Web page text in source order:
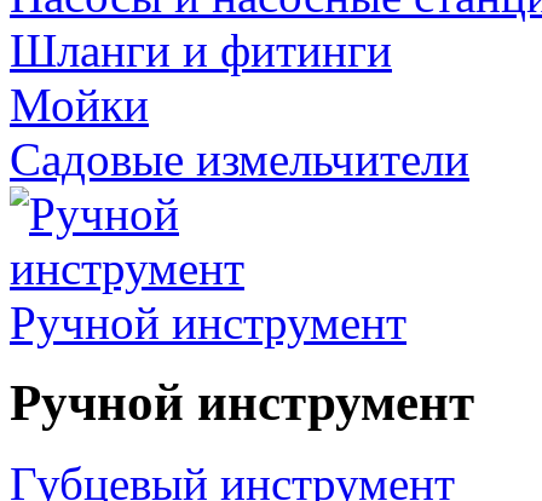
Шланги и фитинги
Мойки
Садовые измельчители
Ручной инструмент
Ручной инструмент
Губцевый инструмент